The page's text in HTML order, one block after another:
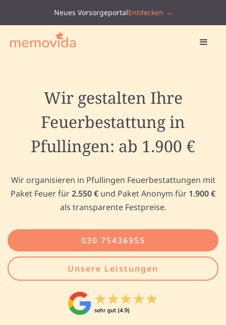
Neues VorsorgeportalEntdecken →
Wir gestalten Ihre
Feuerbestattung in
Pfullingen: ab 1.900 €
Wir organisieren in Pfullingen Feuerbestattungen mit
Paket Feuer für2.550 € und Paket Anonym für 1.900 €
als transparente Festpreise.
030 75436955
Unsere Leistungen